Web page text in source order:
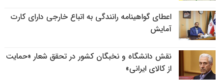
اعطای گواهینامه رانندگی به اتباع خارجی دارای کارت
آمایش
نقش دانشگاه و نخبگان کشور در تحقق شعار «حمایت
از کالای ایرانی»